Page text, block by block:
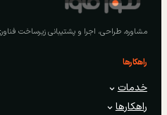
مشاوره، طراحی، اجرا و پشتیبانی زیرساخت
راهکارها
خدمات
راهکارها